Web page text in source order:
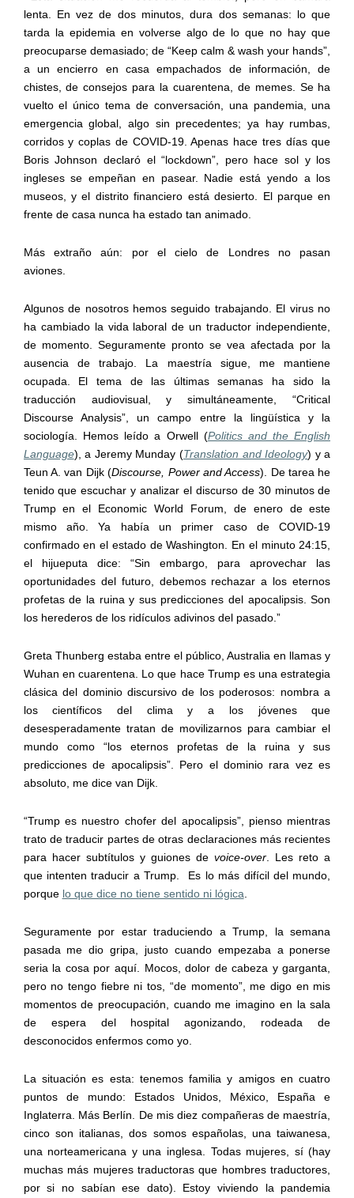
lenta. En vez de dos minutos , dura dos semanas: lo que
tarda la epidemia en volverse algo de lo que no hay que
preocuparse demasiado; de “Keep calm &wash your hands”,
a un encierro en casa empachados de información, de
chistes, de consejos para la cuarentena, de memes. Se ha
vuelto el único tema de conversación, una pandemia,una
emergencia global, algo sin precedentes; ya hay rumbas,
corridosy coplas de COVID-19. Apenas hace tres días que
BorisJohnson declaró el “lockdown”, pero hace sol y los
ingleses se empeñan en pasear. Nadie está yendo a los
museos,
y el distrito financiero está desierto . Elparque en
frente de casa nunca ha estado tan animado.
Más extraño aún: por el cielo de Londres no pasan
aviones.
Algunos de nosotros hemos seguido trabajando. El virus no
ha cambiado la vida laboral de un traductor independiente
de momento. Seguramente pronto se vea afectada por la
ausencia de trabajo. La maestría sigue, me mantiene
ocupada. El tema de las últimas semanas ha sido la
traducción audiovisual, y simultáneamente ,“Critical
Discourse Analysis”,un campo entre la lingüística
y la
sociología. Hemos leído a Orwell(Politics and the English
Language) , a Jeremy Munday (Translation and Ideology) y a
Teun A. van Dijk(Discourse Powerand Access). De tarea he
tenido que escuchar y analizar el discurso de 30 minutosde
Trumpen el Economic World Forum deenero de este
mismo año.
Ya había un primer casodeCOVID-19
confirmadoen el estado deWashington.
En el minuto 24:15,
el hijueputa dice: “Sin embargo, paraaprovechar las
oportunidades del futuro, debemos rechazar a los eternos
profetas de la ruina y sus predicciones del apocalipsis. Son
los herederos de los ridículos adivinos del pasado.”
Greta Thunberg estaba entreel público , Australia en llamas y
Wuhan en cuarentena. Lo que hace Trump es una estrategia
clásica del dominio discursivo de los poderosos: nombra a
los científicos del clima y a los jóvenes que
desesperadamente tratan de movilizarnos para cambiar el
mundo como “los eternos profetas de la ruina y sus
predicciones de apocalipsis”. Pero el dominio rara vez es
absoluto, me dice van Dijk.
“Trumpes nuestro chofer del apocalipsis”, pienso mientras
trato de traducir partes de otras declaraciones más recientes
para hacer subtítulos y guiones devoice-over . Les reto a
que intenten traducir aTrump
Es lo más difícil del mundo,
porque lo que dice no tiene sentido ni lógica
Seguramentepor estar traduciendo aTrump
la semana
pasada me dio gripa , justo cuando empezaba a ponerse
seria la cosa por aquí. Mocos,dolor decabeza ygarganta,
pero no tengo fiebre ni tos, “de momento”, me digo en mis
momentos de preocupación, cuando me imagino en la sala
de espera delhospital agonizando, rodeada de
desconocidos enfermos como yo.
La situación es esta: tenemos familia y amigos en cuatro
puntos de mundo: Estados Unidos, México, España e
Inglaterra. Más Berlín.
De mis diez compañeras de maestría,
cinco son italianas, dos somos españolas, una taiwanesa,
una norteamericana y una inglesa. Todas mujeres, sí(hay
muchas más mujeres traductoras que hombres traductores
por si no sabían ese dato)
Estoy viviendo la pandemia